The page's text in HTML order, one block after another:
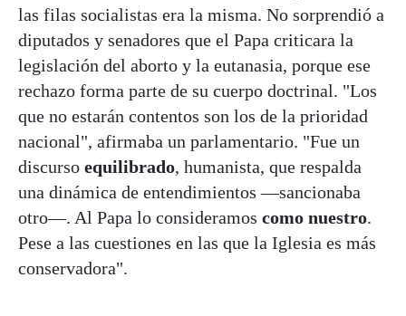
las filas socialistas era la misma. No sorprendió a
diputados y senadores que el Papa criticara la
legislación del aborto y la eutanasia, porque ese
rechazo forma parte de su cuerpo doctrinal. "Los
que no estarán contentos son los de la prioridad
nacional", afirmaba un parlamentario. "Fue un
discurso equilibrado, humanista, que respalda
una dinámica de entendimientos —sancionaba
otro—. Al Papa lo consideramos como nuestro.
Pese a las cuestiones en las que la Iglesia es más
conservadora".